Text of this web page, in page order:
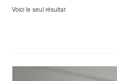
Voici le seul résultat